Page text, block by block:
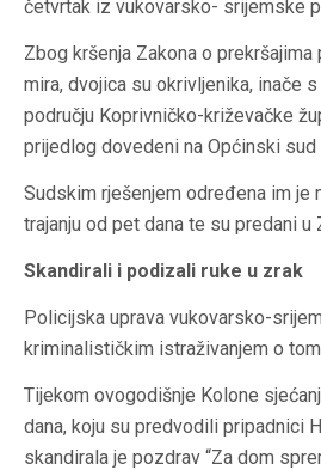
četvrtak iz vukovarsko- srijemske
Zbog kršenja Zakona o
mira, dvojica su okrivljenika, inače
području Koprivničko-križevačke
prijedlog dovedeni na Općinski sud
Sudskim rješenjem određena im je
trajanju od pet dana te su predani u
Skandirali i podizali ruke u zrak
Policijska uprava vukovarsko-
kriminalističkim istraživanjem o
Tijekom ovogodišnje Kolone
dana, koju su predvodili pripadnici
skandirala je pozdrav “Za dom